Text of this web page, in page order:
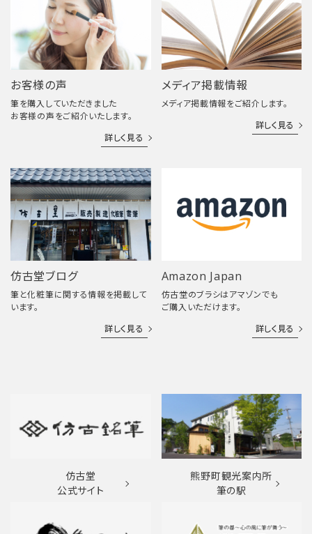
お客様の声
筆を購入していただきました
お客様の声をご紹介いたします。
詳しく見る
メディア掲載情報
メディア掲載情報をご紹介します。
詳しく見る
仿古堂ブログ
筆と化粧筆に関する情報を掲載して
います。
詳しく見る
Amazon Japan
仿古堂のブラシはアマゾンでも
ご購入いただけます。
詳しく見る
仿古堂
公式サイト
熊野町観光案内所
筆の駅